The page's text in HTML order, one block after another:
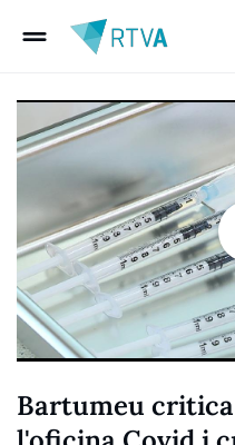
drag_handle
Bartumeu